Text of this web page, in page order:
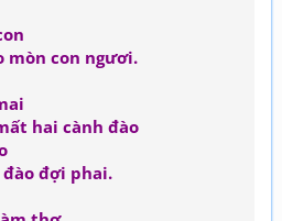
mòn con ngươi.
hai cành đào
đợi phai.